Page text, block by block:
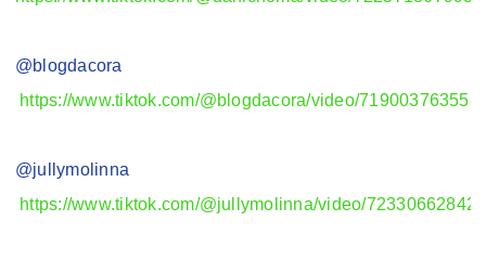
@blogdacora
https://www.tiktok.com/@blogdacora/video/
@jullymolinna
https://www.tiktok.com/@jullymolinna/video/